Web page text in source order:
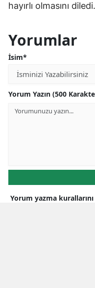
hayırlı olmasını diledi.
Yorumlar
İsim*
Yorum Yazın (500
Yorum yazma kurallarını